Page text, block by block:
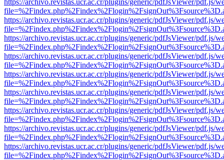
https://archivo.revistas.ucr.ac.cr/plugins/generic/pdfJsViewer/pdf.js/
https://archivo.revistas.ucr.ac.cr/plugins/generic/pdfJsViewer/pdf.js/
https://archivo.revistas.ucr.ac.cr/plugins/generic/pdfJsViewer/pdf.js/
https://archivo.revistas.ucr.ac.cr/plugins/generic/pdfJsViewer/pdf.js/
https://archivo.revistas.ucr.ac.cr/plugins/generic/pdfJsViewer/pdf.js/
https://archivo.revistas.ucr.ac.cr/plugins/generic/pdfJsViewer/pdf.js/
https://archivo.revistas.ucr.ac.cr/plugins/generic/pdfJsViewer/pdf.js/
https://archivo.revistas.ucr.ac.cr/plugins/generic/pdfJsViewer/pdf.js/
https://archivo.revistas.ucr.ac.cr/plugins/generic/pdfJsViewer/pdf.js/